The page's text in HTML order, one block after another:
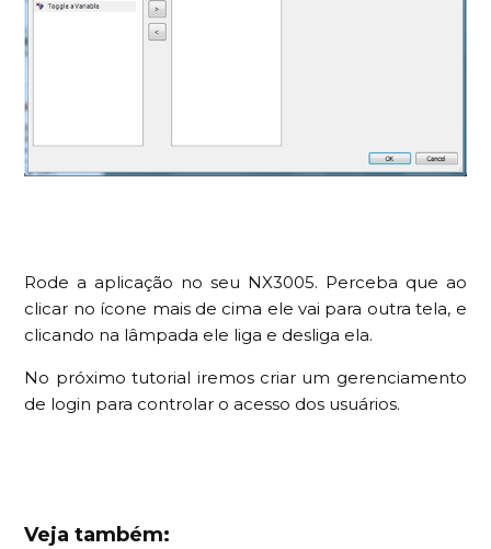
Rode a aplicação no seu NX3005. Perceba que ao
clicar no ícone mais de cima ele vai para outra tela, e
clicando na lâmpada ele liga e desliga ela.
No próximo tutorial iremos criar um gerenciamento
de login para controlar o acesso dos usuários.
Veja também: